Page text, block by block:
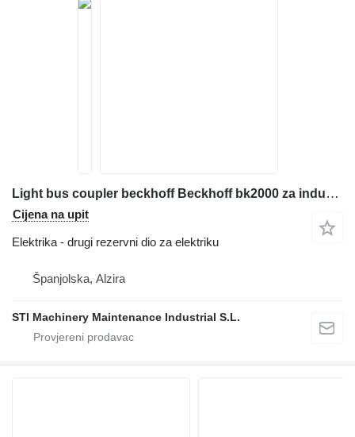
Light bus coupler beckhoff Beckhoff bk2000 za industrijske opreme
Cijena na upit
Elektrika - drugi rezervni dio za elektriku
Španjolska, Alzira
STI Machinery Maintenance Industrial S.L.